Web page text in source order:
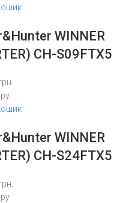
WINNER
CH-S09FTX5
WINNER
CH-S24FTX5